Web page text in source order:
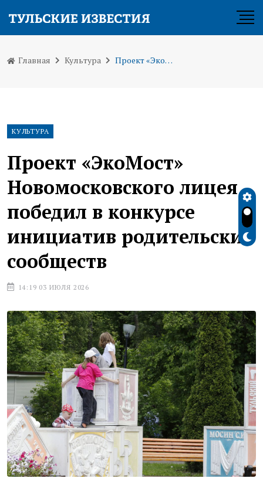
Главная Культура Проект «ЭкоМост» Новомосковского лицея победил в конкурсе инициатив родительских сообществ
КУЛЬТУРА
Проект «ЭкоМост»
Новомосковского лицея
победил в конкурсе
инициатив родительских
сообществ
14:19 03 ИЮЛЯ 2026